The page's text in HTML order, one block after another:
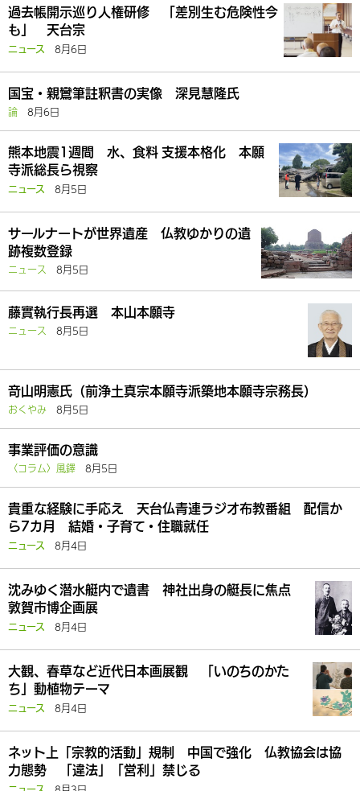
過去帳開示巡り人権研修 「差別生む危険性今
も」 天台宗
ニュース 8月6日
国宝・親鸞筆註釈書の実像 深見慧隆氏
論 8月6日
熊本地震1週間 水、食料 支援本格化 本願
寺派総長ら視察
ニュース 8月5日
サールナートが世界遺産 仏教ゆかりの遺
跡複数登録
ニュース 8月5日
藤實執行長再選 本山本願寺
ニュース 8月5日
竒山明憲氏（前浄土真宗本願寺派築地本願寺宗務長）
おくやみ 8月5日
事業評価の意識
〈コラム〉風鐸 8月5日
貴重な経験に手応え 天台仏青連ラジオ布教番組 配信か
ら7カ月 結婚・子育て・住職就任
ニュース 8月4日
沈みゆく潜水艇内で遺書 神社出身の艇長に焦点
敦賀市博企画展
ニュース 8月4日
大観、春草など近代日本画展観 「いのちのかた
ち」動植物テーマ
ニュース 8月4日
ネット上「宗教的活動」規制 中国で強化 仏教協会は協
力態勢 「違法」「営利」禁じる